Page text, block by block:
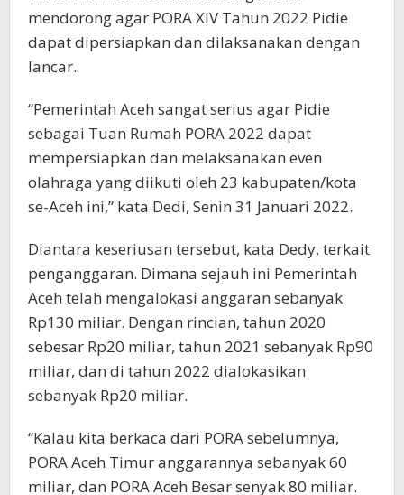
mendorong agar PORA XIV Tahun 2022 Pidie
dapat dipersiapkan dan dilaksanakan dengan
lancar.
“Pemerintah Aceh sangat serius agar Pidie
sebagai Tuan Rumah PORA 2022 dapat
mempersiapkan dan melaksanakan even
olahraga yang diikuti oleh 23 kabupaten/kota
se-Aceh ini,” kata Dedi, Senin 31 Januari 2022.
Diantara keseriusan tersebut, kata Dedy, terkait
penganggaran. Dimana sejauh ini Pemerintah
Aceh telah mengalokasi anggaran sebanyak
Rp130 miliar. Dengan rincian, tahun 2020
sebesar Rp20 miliar, tahun 2021 sebanyak Rp90
miliar, dan di tahun 2022 dialokasikan
sebanyak Rp20 miliar.
“Kalau kita berkaca dari PORA sebelumnya,
PORA Aceh Timur anggarannya sebanyak 60
miliar, dan PORA Aceh Besar senyak 80 miliar.